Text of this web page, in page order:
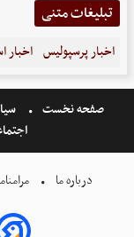
تبلیغات متنی
اخبار پرسپولیس اخبار
صفحه نخست
درباره ما